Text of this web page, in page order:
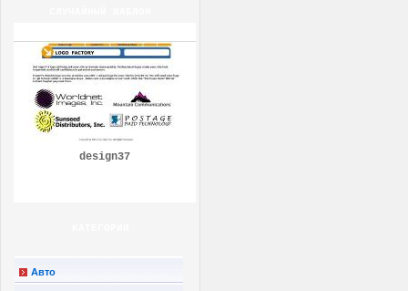
design37
Авто